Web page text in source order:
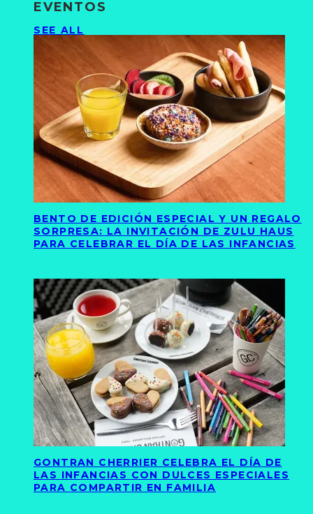
EVENTOS
SEE ALL
BENTO DE EDICIÓN ESPECIAL Y UN REGALO
SORPRESA: LA INVITACIÓN DE ZULU HAUS
PARA CELEBRAR EL DÍA DE LAS INFANCIAS
GONTRAN CHERRIER CELEBRA EL DÍA DE
LAS INFANCIAS CON DULCES ESPECIALES
PARA COMPARTIR EN FAMILIA